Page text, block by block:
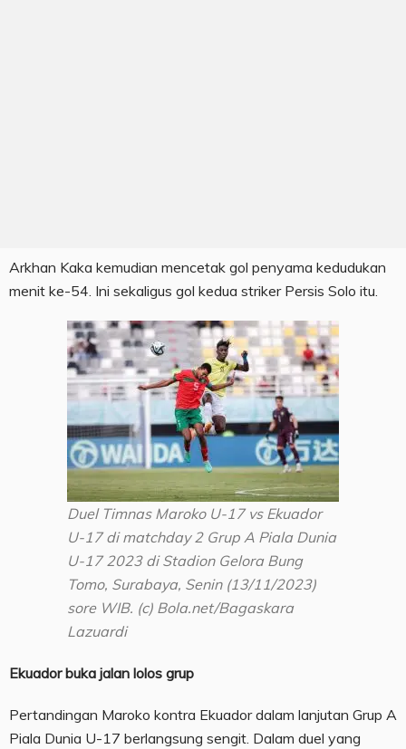
Arkhan Kaka kemudian mencetak gol penyama kedudukan
menit ke-54. Ini sekaligus gol kedua striker Persis Solo itu.
Duel Timnas Maroko U-17 vs Ekuador
U-17 di matchday 2 Grup A Piala Dunia
U-17 2023 di Stadion Gelora Bung
Tomo, Surabaya, Senin (13/11/2023)
sore WIB. (c) Bola.net/Bagaskara
Lazuardi
Ekuador buka jalan lolos grup
Pertandingan Maroko kontra Ekuador dalam lanjutan Grup A
Piala Dunia U-17 berlangsung sengit. Dalam duel yang